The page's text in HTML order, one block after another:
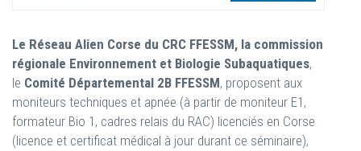
Le Réseau Alien Corse du CRC FFESSM, la commission
régionale Environnement et Biologie Subaquatiques,
le Comité Départemental 2B FFESSM, proposent aux
moniteurs techniques et apnée (à partir de moniteur E1,
formateur Bio 1, cadres relais du RAC) licenciés en Corse
(licence et certificat médical à jour durant ce séminaire),